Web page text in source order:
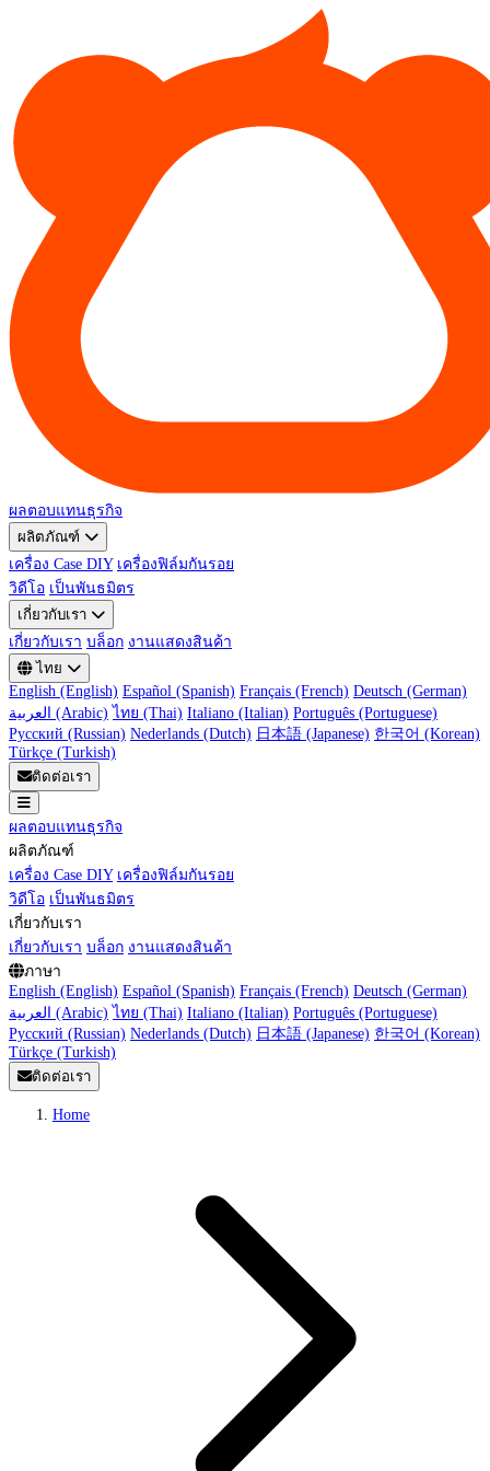
ผลตอบแทนธุรกิจ
ผลิตภัณฑ์
เครื่อง Case DIY เครื่องฟิล์มกันรอย
วิดีโอ เป็นพันธมิตร
เกี่ยวกับเรา
เกี่ยวกับเรา บล็อก งานแสดงสินค้า
ไทย
English (English) Español (Spanish) Français (French) Deutsch (German)
العربية (Arabic) ไทย (Thai) Italiano (Italian) Português (Portuguese)
Русский (Russian) Nederlands (Dutch) 日本語 (Japanese) 한국어 (Korean)
Türkçe (Turkish)
ติดต่อเรา
ผลตอบแทนธุรกิจ
ผลิตภัณฑ์
เครื่อง Case DIY เครื่องฟิล์มกันรอย
วิดีโอ เป็นพันธมิตร
เกี่ยวกับเรา
เกี่ยวกับเรา บล็อก งานแสดงสินค้า
ภาษา
English (English) Español (Spanish) Français (French) Deutsch (German)
العربية (Arabic) ไทย (Thai) Italiano (Italian) Português (Portuguese)
Русский (Russian) Nederlands (Dutch) 日本語 (Japanese) 한국어 (Korean)
Türkçe (Turkish)
ติดต่อเรา
Home